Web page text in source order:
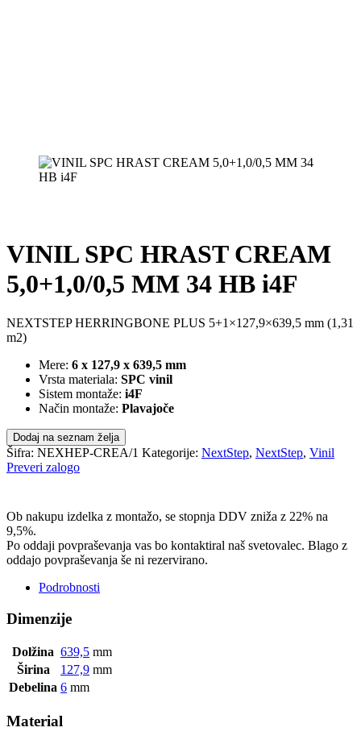
VINIL SPC HRAST CREAM
5,0+1,0/0,5 MM 34 HB i4F
NEXTSTEP HERRINGBONE PLUS 5+1×127,9×639,5 mm (1,31
m2)
Mere: 6 x 127,9 x 639,5 mm
Vrsta materiala: SPC vinil
Sistem montaže: i4F
Način montaže: Plavajoče
Dodaj na seznam želja
Šifra: NEXHEP-CREA/1 Kategorije: NextStep, NextStep, Vinil
Preveri zalogo
Ob nakupu izdelka z montažo, se stopnja DDV zniža z 22% na
9,5%.
Po oddaji povpraševanja vas bo kontaktiral naš svetovalec. Blago z
oddajo povpraševanja še ni rezervirano.
Podrobnosti
Dimenzije
Dolžina 639,5 mm
Širina
127,9 mm
Debelina 6 mm
Material